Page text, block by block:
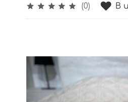
(0) В